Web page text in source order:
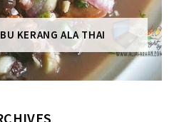
KERANG ALA THAI